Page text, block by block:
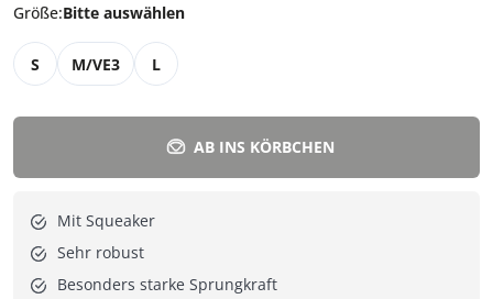
Größe:Bitte auswählen
S M/VE3 L
AB INS KÖRBCHEN
Mit Squeaker
Sehr robust
Besonders starke Sprungkraft